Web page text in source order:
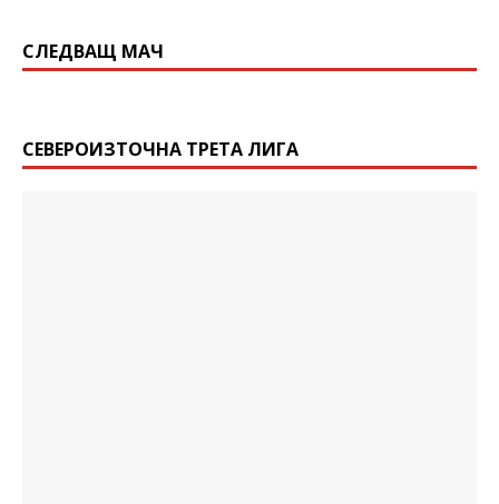
СЛЕДВАЩ МАЧ
СЕВЕРОИЗТОЧНА ТРЕТА ЛИГА